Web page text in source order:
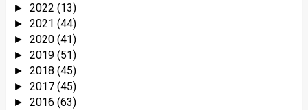
► 2022 (13)
► 2021 (44)
► 2020 (41)
► 2019 (51)
► 2018 (45)
► 2017 (45)
► 2016 (63)